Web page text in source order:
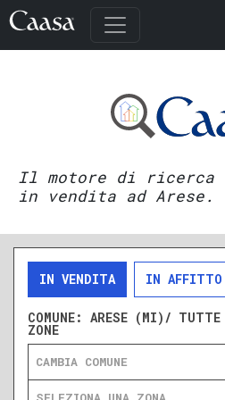
Il motore di ricerca
in vendita ad Arese.
IN VENDITA IN AFFITTO
COMUNE: ARESE (MI)/ TUTTE
ZONE
CAMBIA COMUNE